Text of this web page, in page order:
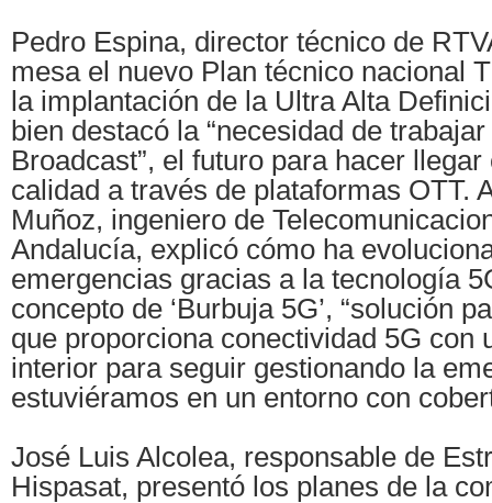
Pedro Espina, director técnico de
mesa el nuevo Plan técnico nacional
la implantación de la Ultra Alta
bien destacó la “necesidad de
Broadcast”, el futuro para hacer
calidad a través de plataformas OTT.
Muñoz, ingeniero de
Andalucía, explicó cómo ha
emergencias gracias a la tecnología
concepto de ‘Burbuja 5G’, “solución
que proporciona conectividad 5G con
interior para seguir gestionando la
estuviéramos en un entorno con
José Luis Alcolea, responsable de
Hispasat, presentó los planes de la